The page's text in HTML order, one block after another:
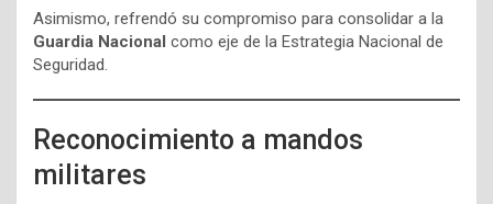
Asimismo, refrendó su compromiso para consolidar a la
Guardia Nacional como eje de la Estrategia Nacional de
Seguridad.
Reconocimiento a mandos
militares